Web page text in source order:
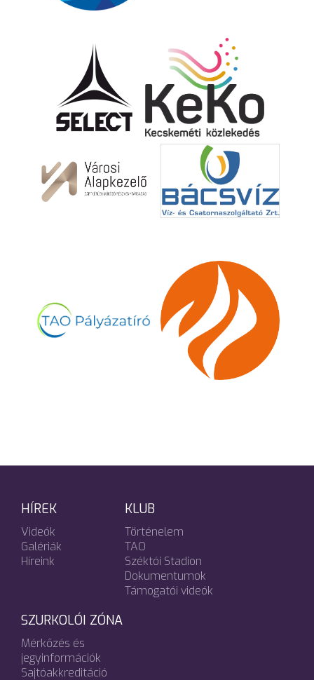
HÍREK
Videók
Galériák
Híreink
KLUB
Történelem
TAO
Széktói Stadion
Dokumentumok
Támogatói videók
SZURKOLÓI ZÓNA
Mérkőzés és
jegyinformációk
Sajtóakkreditáció